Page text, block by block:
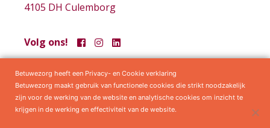
4105 DH Culemborg
Volg ons!
Samenwerkingen Privacy statement Algemene voorwaarden
Betuwezorg heeft een Privacy- en Cookie verklaring
Betuwezorg maakt gebruik van functionele cookies die strikt noodzakelijk
zijn voor de werking van de website en analytische cookies om inzicht te
krijgen in de werking en effectiviteit van de website.